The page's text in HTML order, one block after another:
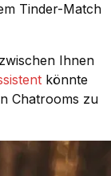
Tinder-Match
Ihnen
könnte
Chatrooms zu